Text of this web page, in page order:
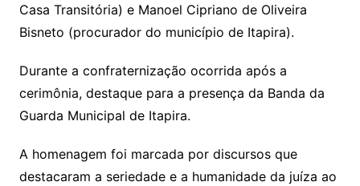
Casa Transitória) e Manoel Cipriano de Oliveira
Bisneto (procurador do município de Itapira).
Durante a confraternização ocorrida após a
cerimônia, destaque para a presença da Banda da
Guarda Municipal de Itapira.
A homenagem foi marcada por discursos que
destacaram a seriedade e a humanidade da juíza ao